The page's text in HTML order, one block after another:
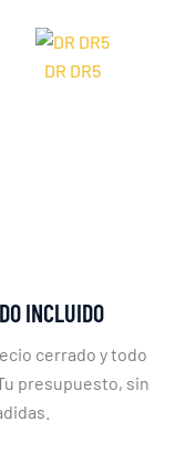
DR DR5
INCLUIDO
cerrado y todo
presupuesto, sin